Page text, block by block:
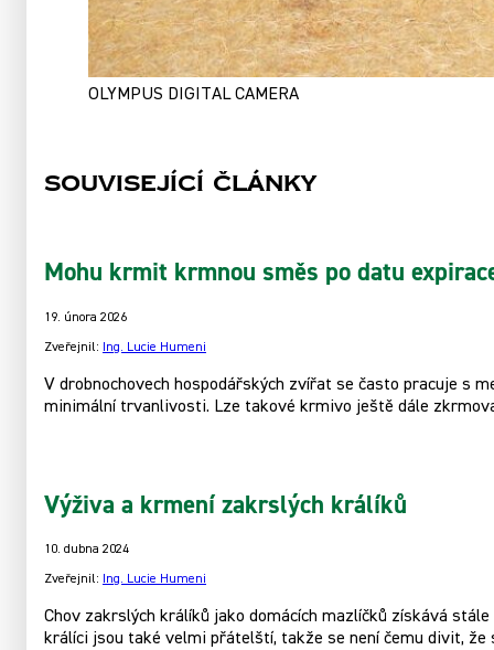
OLYMPUS DIGITAL CAMERA
Související články
Mohu krmit krmnou směs po datu
19. února 2026
Zveřejnil: Ing. Lucie Humeni
V drobnochovech hospodářských zvířat se často pracuje s
minimální trvanlivosti. Lze takové krmivo ještě dále
Výživa a krmení zakrslých králíků
10. dubna 2024
Zveřejnil: Ing. Lucie Humeni
Chov zakrslých králíků jako domácích mazlíčků získává
králíci jsou také velmi přátelští, takže se není čemu divit,